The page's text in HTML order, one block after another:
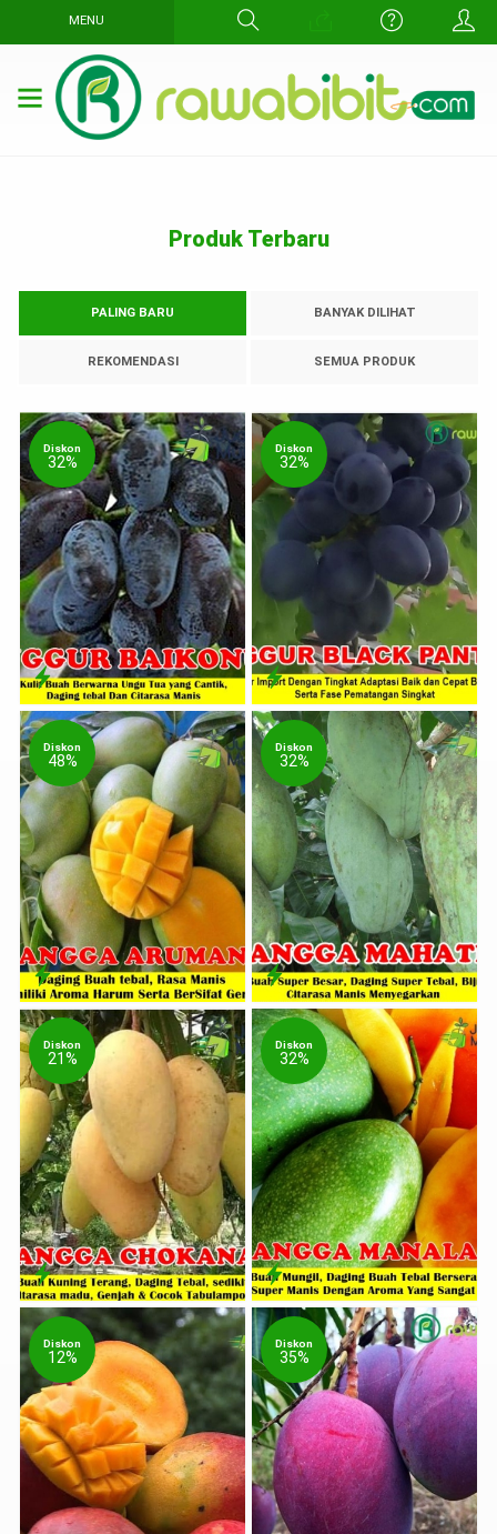
MENU
Produk Terbaru
PALING BARU BANYAK DILIHAT
REKOMENDASI SEMUA PRODUK
Diskon
32%
Diskon
32%
Diskon
48%
Diskon
32%
Diskon
21%
Diskon
32%
Diskon
12%
Diskon
35%